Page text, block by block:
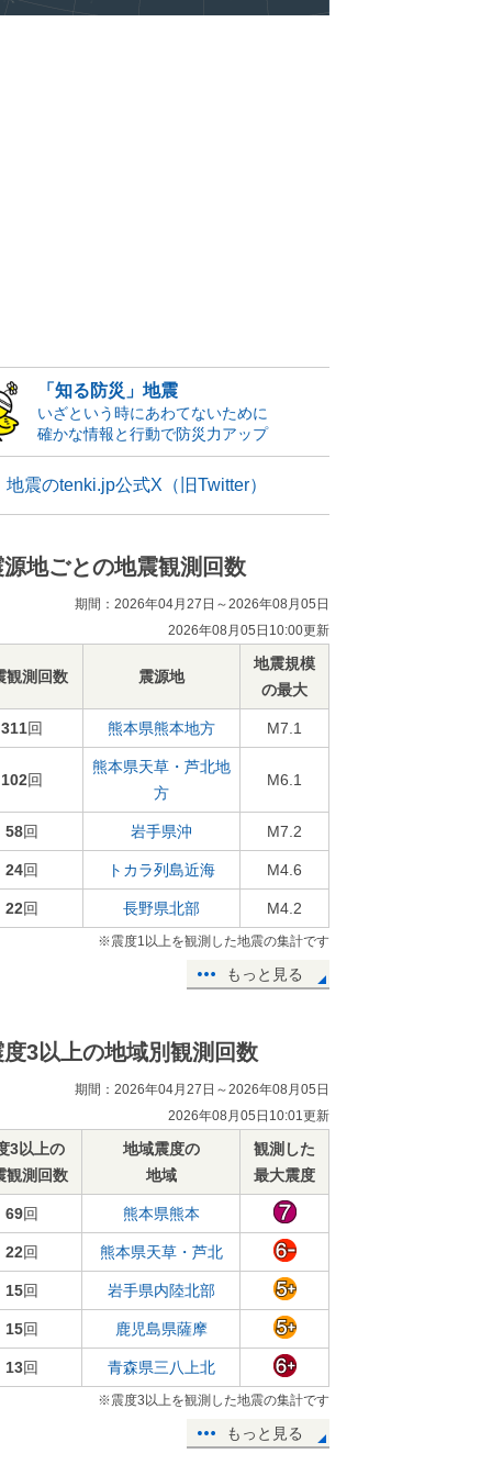
「知る防災」地震
いざという時にあわてないために
確かな情報と行動で防災力アップ
地震のtenki.jp公式X（旧Twitter）
源地ごとの地震観測回数
期間：2026年04月27日～2026年08月05日
2026年08月05日10:00更新
観測回数 震源地
地震規模
の最大
311回 熊本県熊本地方 M7.1
102回
熊本県天草・芦北地
方
M6.1
58回 岩手県沖 M7.2
24回 トカラ列島近海 M4.6
22回 長野県北部 M4.2
※震度1以上を観測した地震の集計です
もっと見る
度3以上の地域別観測回数
期間：2026年04月27日～2026年08月05日
2026年08月05日10:01更新
3以上の
観測回数
地域震度の
地域
観測した
最大震度
69回 熊本県熊本
22回 熊本県天草・芦北
15回 岩手県内陸北部
15回 鹿児島県薩摩
13回 青森県三八上北
※震度3以上を観測した地震の集計です
もっと見る